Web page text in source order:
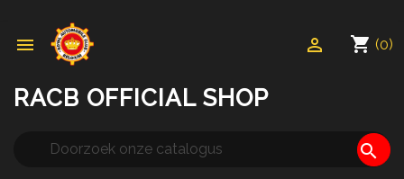
 shopping_cart (0)

RACB OFFICIAL SHOP
search